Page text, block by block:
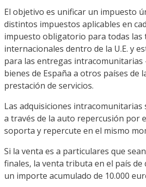
El objetivo es unificar un impuesto
distintos impuestos aplicables en
impuesto obligatorio para todas las
internacionales dentro de la U.E. y
para las entregas intracomunitarias
bienes de España a otros países de
prestación de servicios.
Las adquisiciones intracomunitarias
a través de la auto repercusión por
soporta y repercute en el mismo
Si la venta es a particulares que
finales, la venta tributa en el país
un importe acumulado de 10.000